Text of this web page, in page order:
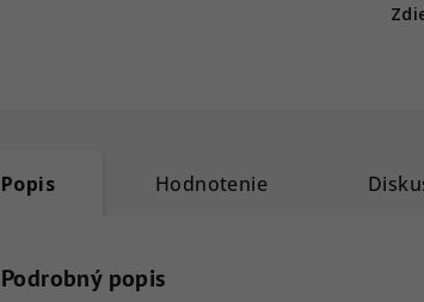
Popis Hodnotenie
Podrobný popis